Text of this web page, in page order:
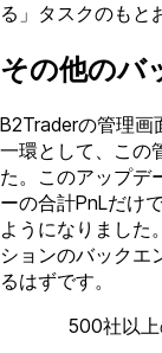
る」タスクのもと
その他のバ
B2Traderの管理画
一環として、この
た。このアップデ
ーの合計PnLだけ
ようになりました
ションのバックエ
るはずです。
500社以